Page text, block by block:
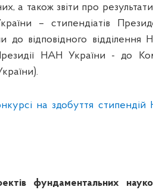
а також звіти про
– стипендіатів
до відповідного відділення
НАН України - до
на здобуття
фундаментальних